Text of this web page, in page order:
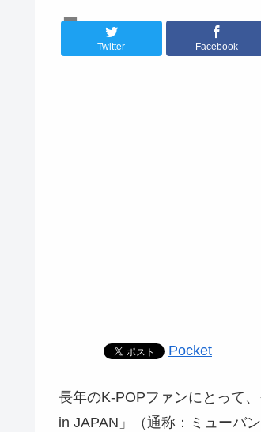
K-POPライブ
Twitter Facebook
Pocket
長年のK-POPファンにとって
in JAPAN」（通称：ミューバ